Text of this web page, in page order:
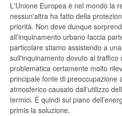
L'Unione Europea è nel mondo la
nessun'altra ha fatto della
priorità. Non deve dunque
all’inquinamento urbano faccia
particolare stiamo assistendo a
sull'inquinamento dovuto al traffico
problematica certamente molto
principale fonte di preoccupazione
atmosferico causato dall'utilizzo
termici. È quindi sul piano
primis la soluzione.